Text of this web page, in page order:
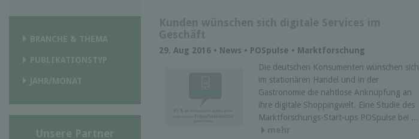
Kunden wünschen sich digitale Services im
Geschäft
29. Aug 2016 • News • POSpulse • Marktforschung
Die deutschen Konsumenten wünschen sich
im stationären Handel und in der
Gastronomie die nahtlose Anknüpfung an
ihre digitale Shoppingwelt. Eine Studie des
Marktforschungs-Start-ups POSpulse bei ...
mehr
BRANCHE & THEMA
PUBLIKATIONSTYP
JAHR/MONAT
Unsere Partner